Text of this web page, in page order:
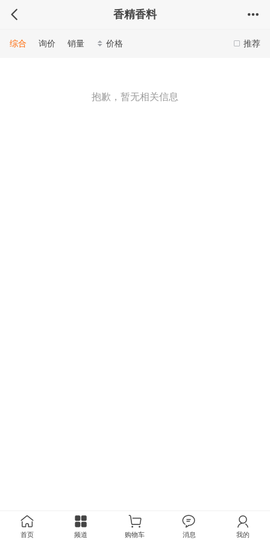
香精香料
推荐
综合 询价 销量 价格
抱歉，暂无相关信息
首页 频道 购物车 消息 我的